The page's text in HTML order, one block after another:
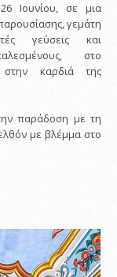
Ιουνίου, σε μια
γεμάτη
γεύσεις και
στο
καρδιά της
παράδοση με τη
με βλέμμα στο